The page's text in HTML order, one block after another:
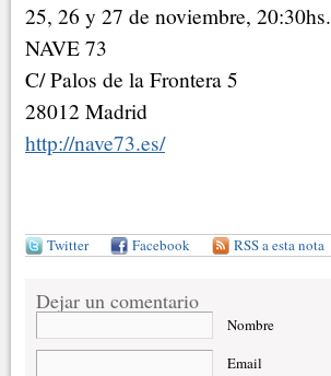
25, 26 y 27 de noviembre, 20:30hs.
NAVE 73
C/ Palos de la Frontera 5
28012 Madrid
http://nave73.es/
Twitter Facebook RSS a esta nota
Dejar un comentario
Nombre
Email